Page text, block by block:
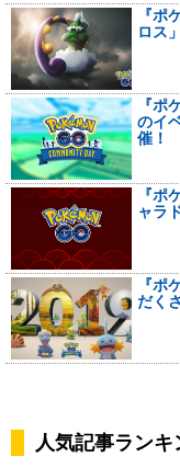
『ポ
ロス
『ポ
のイ
催！
『ポ
ャラ
『ポ
だく
人気記事ランキ